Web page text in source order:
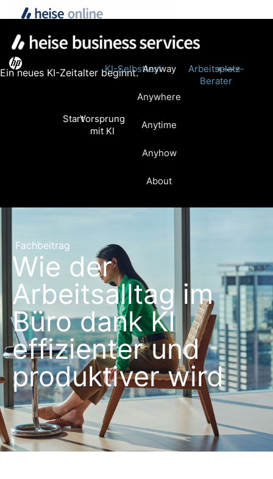
Ein neues KI-Zeitalter beginnt.
StartVorsprung
mit KI
KI-Selbsttest
Anyway
Anywhere
Anytime
Anyhow
About
Arbeitsplatz-
Berater
Fachbeitrag
Wie der
Arbeitsalltag im
Büro dank KI
effizienter und
produktiver wird